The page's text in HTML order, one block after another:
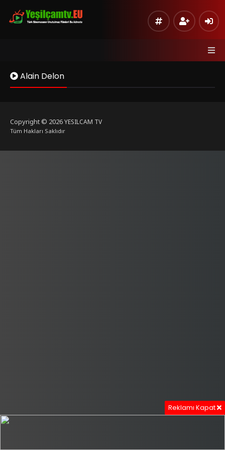
Alain Delon
Copyright © 2026YESILCAM TV
Tüm Hakları Saklıdır
Reklamı Kapat